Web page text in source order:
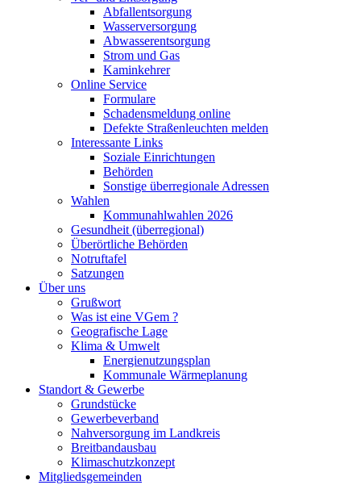
Abfallentsorgung
Wasserversorgung
Abwasserentsorgung
Strom und Gas
Kaminkehrer
Online Service
Formulare
Schadensmeldung online
Defekte Straßenleuchten melden
Interessante Links
Soziale Einrichtungen
Behörden
Sonstige überregionale Adressen
Wahlen
Kommunahlwahlen 2026
Gesundheit (überregional)
Überörtliche Behörden
Notruftafel
Satzungen
Über uns
Grußwort
Was ist eine VGem ?
Geografische Lage
Klima & Umwelt
Energienutzungsplan
Kommunale Wärmeplanung
Standort & Gewerbe
Grundstücke
Gewerbeverband
Nahversorgung im Landkreis
Breitbandausbau
Klimaschutzkonzept
Mitgliedsgemeinden